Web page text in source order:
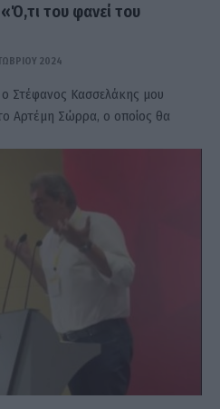
του φανεί του
2024
Στέφανος Κασσελάκης μου
Αρτέμη Σώρρα, ο οποίος θα